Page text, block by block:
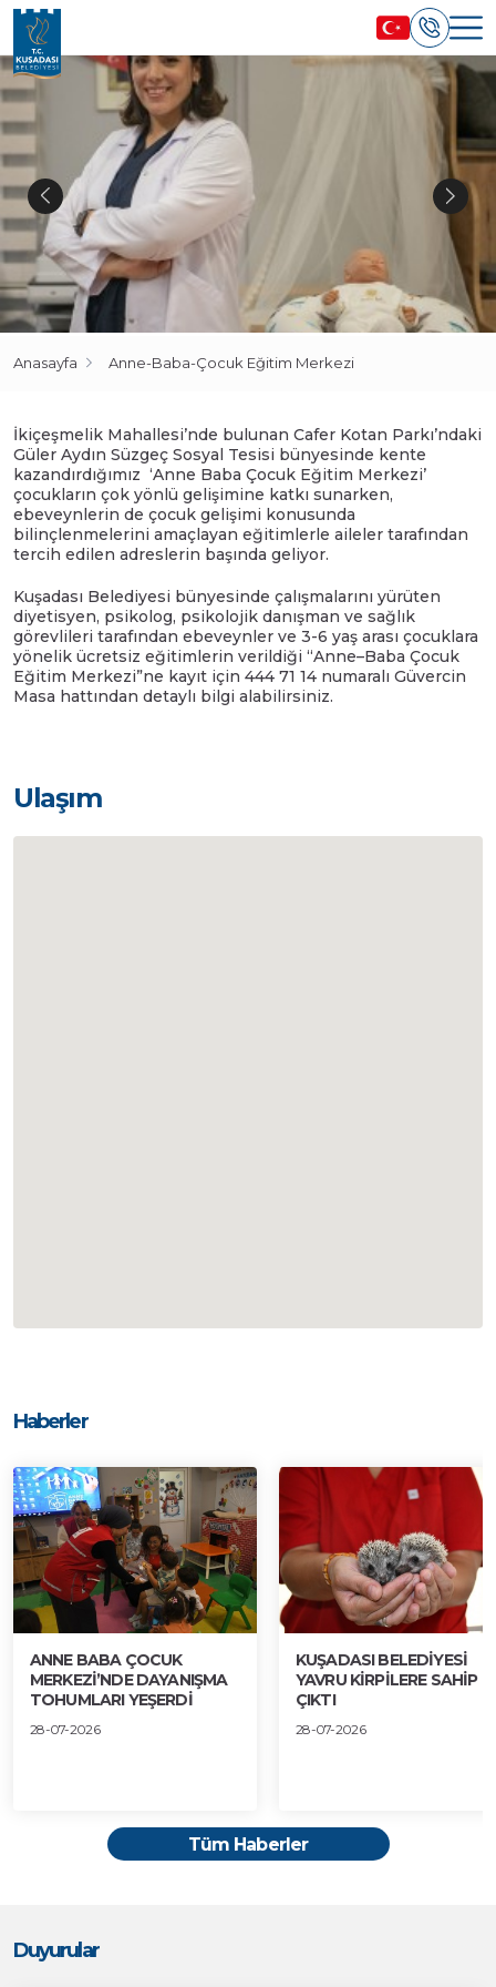
Anasayfa Anne-Baba-Çocuk Eğitim Merkezi
İkiçeşmelik Mahallesi’nde bulunan Cafer Kotan Parkı’ndaki
Güler Aydın Süzgeç Sosyal Tesisi bünyesinde kente
kazandırdığımız ‘Anne Baba Çocuk Eğitim Merkezi’
çocukların çok yönlü gelişimine katkı sunarken,
ebeveynlerin de çocuk gelişimi konusunda
bilinçlenmelerini amaçlayan eğitimlerle aileler tarafından
tercih edilen adreslerin başında geliyor.
Kuşadası Belediyesi bünyesinde çalışmalarını yürüten
diyetisyen, psikolog, psikolojik danışman ve sağlık
görevlileri tarafından ebeveynler ve 3-6 yaş arası çocuklara
yönelik ücretsiz eğitimlerin verildiği “Anne–Baba Çocuk
Eğitim Merkezi”ne kayıt için 444 71 14 numaralı Güvercin
Masa hattından detaylı bilgi alabilirsiniz.
Ulaşım
Haberler
ANNE BABA ÇOCUK
MERKEZİ’NDE DAYANIŞMA
TOHUMLARI YEŞERDİ
28-07-2026
KUŞADASI BELEDİYESİ
YAVRU KİRPİLERE SAHİP
ÇIKTI
28-07-2026
Tüm Haberler
Duyurular